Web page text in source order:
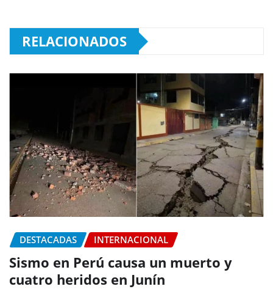
RELACIONADOS
DESTACADAS INTERNACIONAL
Sismo en Perú causa un muerto y
cuatro heridos en Junín